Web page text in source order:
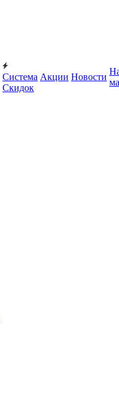
Система
Скидок
Акции Новости